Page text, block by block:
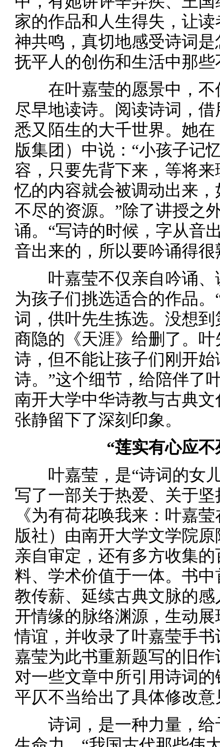
家的作品和人生得失，让
神共鸣，真切地感受诗词
抚平人的创伤和生活中那
在叶嘉莹的愿景中，不
尽早地读诗。阅读诗词，
悉又陌生的大千世界。她
版集团）中说：“小孩子记
容，只要先背下来，等将
忆的内容就会被调动出来
不尽的资源。”除了讲授之
诵。“写诗的时候，字从音
音出来的，所以要吟诵得很
叶嘉莹不仅亲自吟诵、
为孩子们挑选适合的作品
词，供叶先生拣选。没想
商隐的《天涯》给删了。
诗，但不能让孩子们刚开
诗。”这个细节，给陪伴了
南开大学中华诗教与古典
张静留下了深刻印象。
“莲实有心应
叶嘉莹，是“诗词的女儿
写了一部关于热爱、关于
《为有荷花唤我来：叶嘉
版社）由南开大学文学院
亲自审定，还有多方收集
料、学术价值于一体。书
教传薪、延续古典文脉的
开情缘的脉络渊源，生动
情谊，并收录了叶嘉莹手
嘉莹为此书重新题写的旧
对一些文章中所引用诗词
平仄不当给出了具体修改
诗词，是一种力量，给